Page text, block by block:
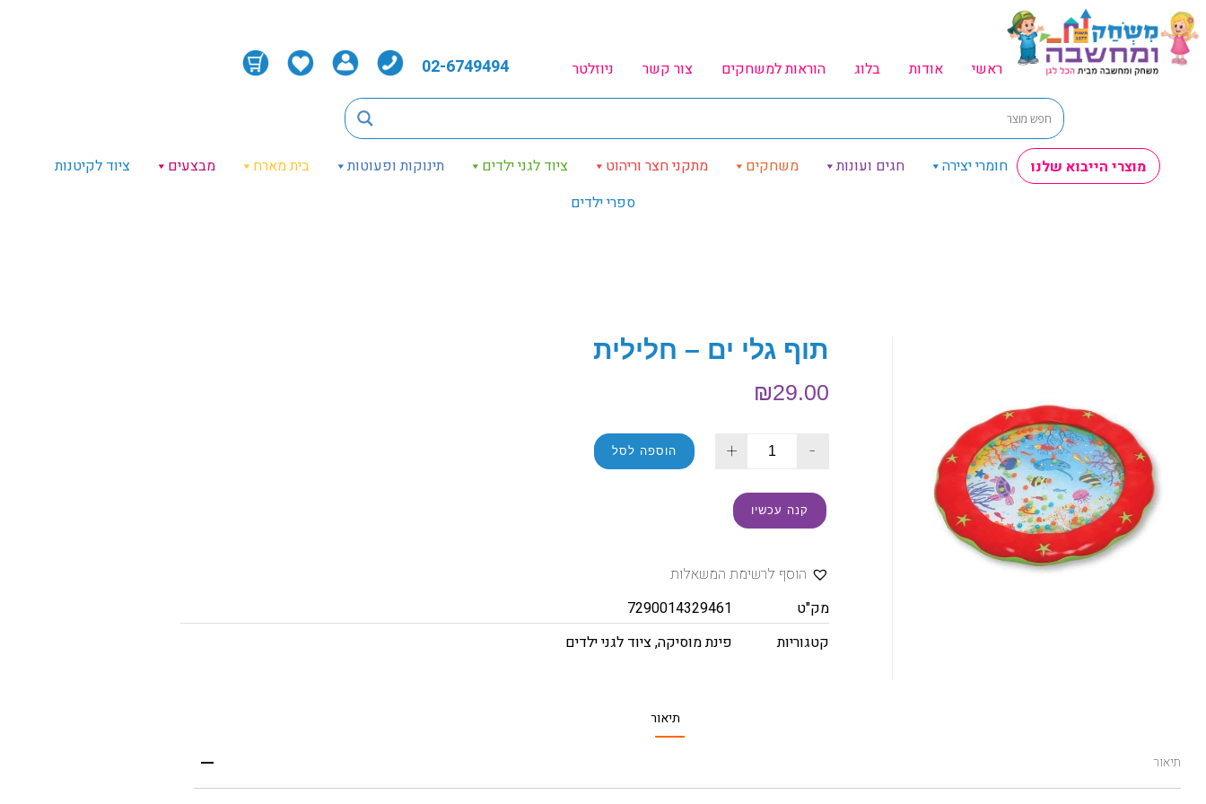
ראשי אודות בלוג הוראות למשחקים צור קשר ניוזלטר 02-6749494
מוצרי הייבוא שלנו חומרי יצירה חגים ועונות משחקים מתקני חצר וריהוט ציוד לגני ילדים תינוקות ופעוטות בית מארח מבצעים
ציוד לקיטנות
ספרי ילדים
תוף גלי ים – חלילית
₪29.00
-
+ הוספה לסל
קנה עכשיו
הוסף לרשימת המשאלות
מק"ט
7290014329461
קטגוריות
פינת מוסיקה,ציוד לגני ילדים
תיאור
תיאור